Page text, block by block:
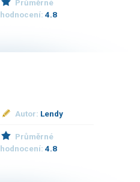
Průměrné
hodnocení:4.8
Autor: Lendy
Průměrné
hodnocení:4.8